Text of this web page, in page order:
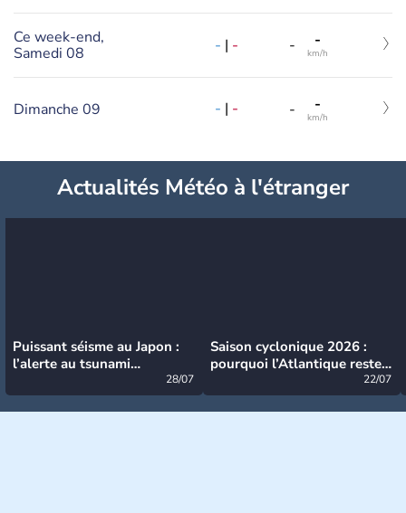
Ce week-end,
Samedi 08
- | - - -
km/h
Dimanche 09 - | - - -
km/h
Actualités Météo à l'étranger
Puissant séisme au Japon :
l’alerte au tsunami
28/07
Saison cyclonique 2026 :
pourquoi l’Atlantique reste
22/07